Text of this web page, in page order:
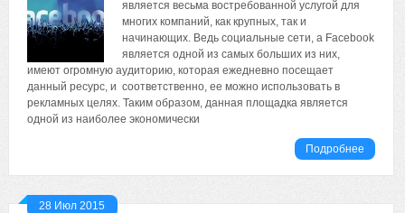
является весьма востребованной услугой для
многих компаний, как крупных, так и
начинающих. Ведь социальные сети, а Facebook
является одной из самых больших из них,
имеют огромную аудиторию, которая ежедневно посещает
данный ресурс, и соответственно, ее можно использовать в
рекламных целях. Таким образом, данная площадка является
одной из наиболее экономически
Подробнее
28 Июл 2015